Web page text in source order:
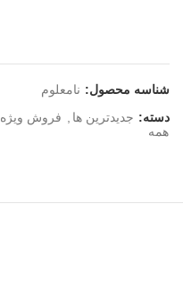
شناسه محصول: نامعلوم
دسته: جدیدترین ها فروش ویژه
همه